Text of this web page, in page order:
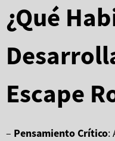
¿Qué
Escape
– Pensamiento Crítico: